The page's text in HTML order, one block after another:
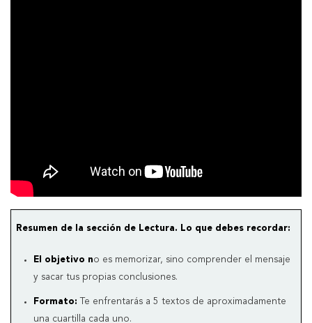
Resumen de la sección de Lectura. Lo que debes recordar:
El objetivo no es memorizar, sino comprender el mensaje
y sacar tus propias conclusiones.
Formato:
Te enfrentarás a 5 textos de aproximadamente
una cuartilla cada uno.